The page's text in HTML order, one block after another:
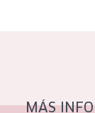
MÁS